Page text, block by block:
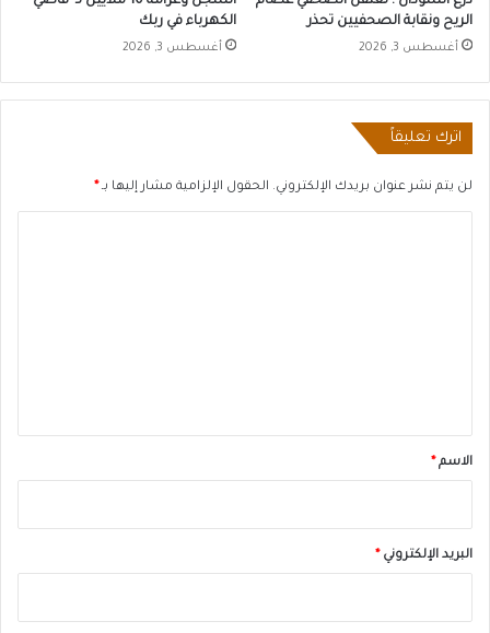
الريح ونقابة الصحفيين تحذر
أغسطس 3, 2026
الكهرباء في ربك
أغسطس 3, 2026
اترك تعليقاً
لن يتم نشر عنوان بريدك الإلكتروني. الحقول الإلزامية مشار إليها بـ*
*الاسم*
البريد الإلكتروني*